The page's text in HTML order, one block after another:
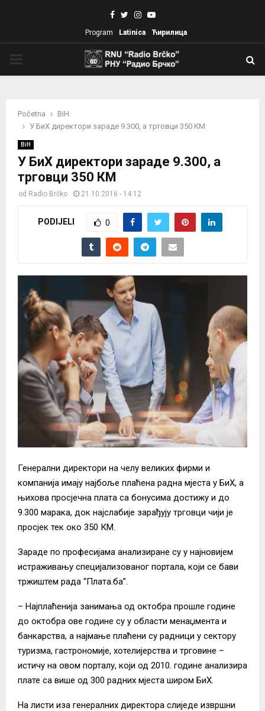
Facebook
TwitterInstagram
Youtube
Program Latinica Ћирилица
Početna
BiH
У БиХ директори зараде 9.300, а трговци 350 КМ
BiH
У БиХ директори зараде 9.300, а
трговци 350 КМ
od Radio Brčko 21.10.2016 - 14:12
PODIJELI 0
Генерални директори на челу великих фирми и
компанија имају најбоље плаћена радна мјеста у БиХ, а
њихова просјечна плата са бонусима достижу и до
9.300 марака, док најслабије зарађују трговци чији је
просјек тек око 350 КМ.
Зараде по професијама анализиране су у најновијем
истраживању специјализованог портала, који се бави
тржиштем рада “Плата.ба”.
– Најплаћенија занимања од октобра прошле године
до октобра ове године су у области менаџмента и
банкарства, а најмање плаћени су радници у сектору
туризма, гастрономије, хотелијерства и трговине –
истичу на овом порталу, који од 2010. године анализира
плате са више од 300 радних мјеста широм БиХ.
На листи иза генералних директора слиједе извршни